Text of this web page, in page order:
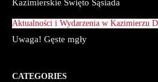
Kazimierskie Święto Sąsiada
Aktualności i Wydarzenia w Kazimierzu
Uwaga! Gęste mgły
CATEGORIES